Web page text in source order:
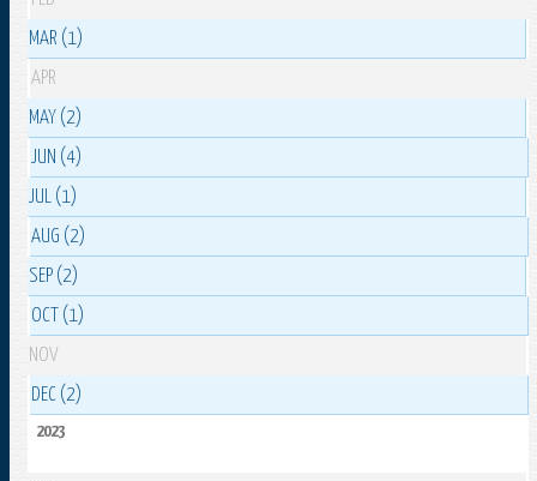
MAR (1)
APR
MAY (2)
JUN (4)
JUL (1)
AUG (2)
SEP (2)
OCT (1)
NOV
DEC (2)
2023